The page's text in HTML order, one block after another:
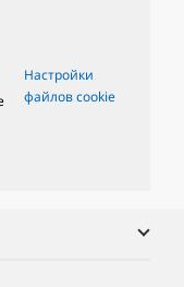
Настройки
файлов cookie